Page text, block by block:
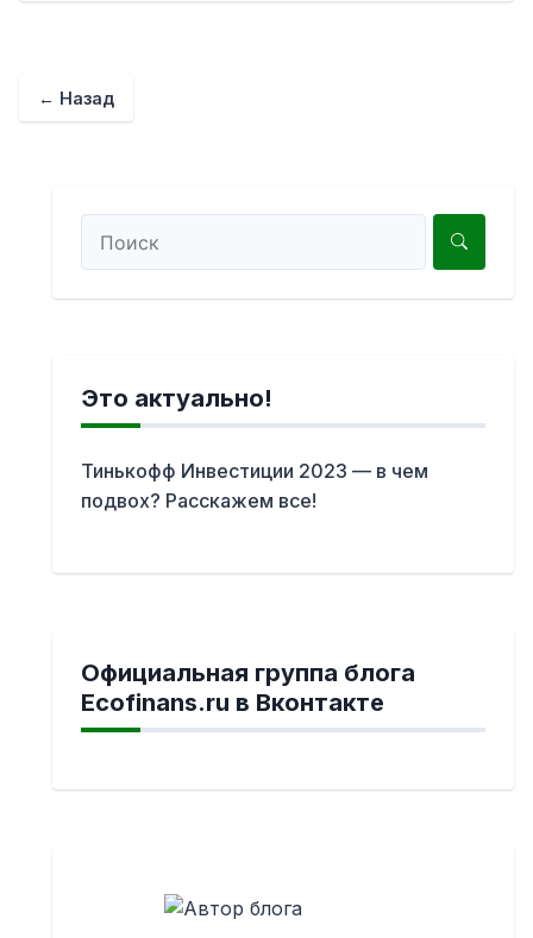
← Назад
Это актуально!
Тинькофф Инвестиции 2023 — в чем
подвох? Расскажем все!
Официальная группа блога
Ecofinans.ru в Вконтакте